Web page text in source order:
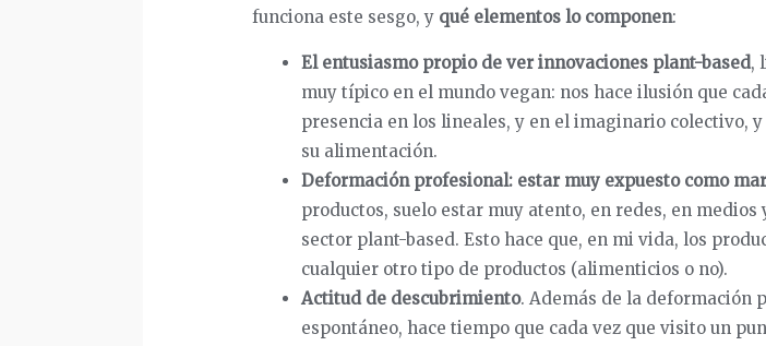
funciona este sesgo, y qué elementos lo componen:
El entusiasmo propio de ver innovaciones plant-based,
muy típico en el mundo vegan: nos hace ilusión que
presencia en los lineales, y en el imaginario colectivo,
su alimentación.
Deformación profesional: estar muy expuesto como
productos, suelo estar muy atento, en redes, en
sector plant-based. Esto hace que, en mi vida, los
cualquier otro tipo de productos (alimenticios o no).
Actitud de descubrimiento. Además de la deformación
espontáneo, hace tiempo que cada vez que visito un